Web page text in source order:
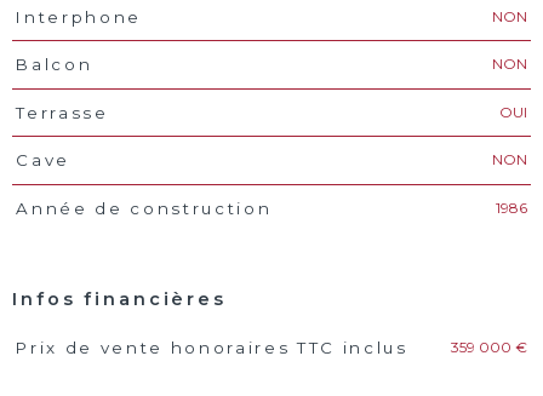
Interphone NON
Balcon NON
Terrasse OUI
Cave NON
Année de construction 1986
Infos financières
Caractéristiques Valeurs
Prix de vente honoraires TTC inclus 359 000 €